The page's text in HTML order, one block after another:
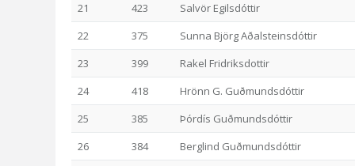
21
423
Salvör Egilsdóttir
22
375
Sunna Björg Aðalsteinsdóttir
23
399
Rakel Fridriksdottir
24
418
Hrönn G. Guðmundsdóttir
25
385
Þórdís Guðmundsdóttir
26
384
Berglind Guðmundsdóttir